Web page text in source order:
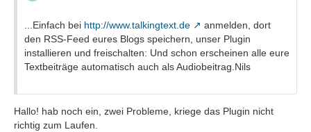
...Einfach bei http://www.talkingtext.de
anmelden, dort
den RSS-Feed eures Blogs speichern, unser Plugin
installieren und freischalten: Und schon erscheinen alle eure
Textbeiträge automatisch auch als Audiobeitrag.Nils
Hallo! hab noch ein, zwei Probleme, kriege das Plugin nicht
richtig zum Laufen.